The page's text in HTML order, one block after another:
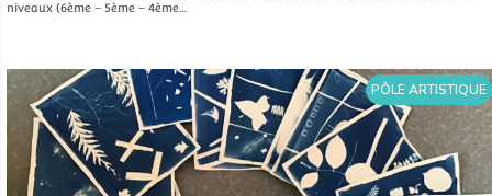
niveaux (6ème – 5ème – 4ème…
PÔLE ARTISTIQUE